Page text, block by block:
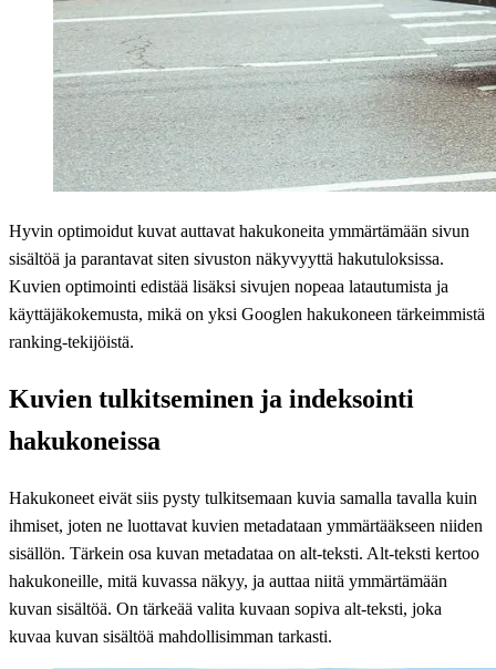
Hyvin optimoidut kuvat auttavat hakukoneita ymmärtämään sivun
sisältöä ja parantavat siten sivuston näkyvyyttä hakutuloksissa.
Kuvien optimointi edistää lisäksi sivujen nopeaa latautumista ja
käyttäjäkokemusta, mikä on yksi Googlen hakukoneen tärkeimmistä
ranking-tekijöistä.
Kuvien tulkitseminen ja indeksointi
hakukoneissa
Hakukoneet eivät siis pysty tulkitsemaan kuvia samalla tavalla kuin
ihmiset, joten ne luottavat kuvien metadataan ymmärtääkseen niiden
sisällön. Tärkein osa kuvan metadataa on alt-teksti. Alt-teksti kertoo
hakukoneille, mitä kuvassa näkyy, ja auttaa niitä ymmärtämään
kuvan sisältöä. On tärkeää valita kuvaan sopiva alt-teksti, joka
kuvaa kuvan sisältöä mahdollisimman tarkasti.